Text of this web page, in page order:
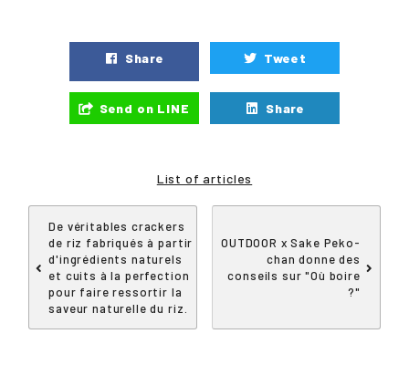
Share Tweet
Send on LINE Share
List of articles
De véritables crackers
de riz fabriqués à partir
d'ingrédients naturels
et cuits à la perfection
pour faire ressortir la
saveur naturelle du riz.
OUTDOOR x Sake Peko-
chan donne des
conseils sur "Où boire
?"